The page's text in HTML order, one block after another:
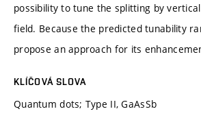
possibility to tune the splitting by
field. Because the predicted tunability
propose an approach for its
KLÍČOVÁ SLOVA
Quantum dots; Type II, GaAsSb